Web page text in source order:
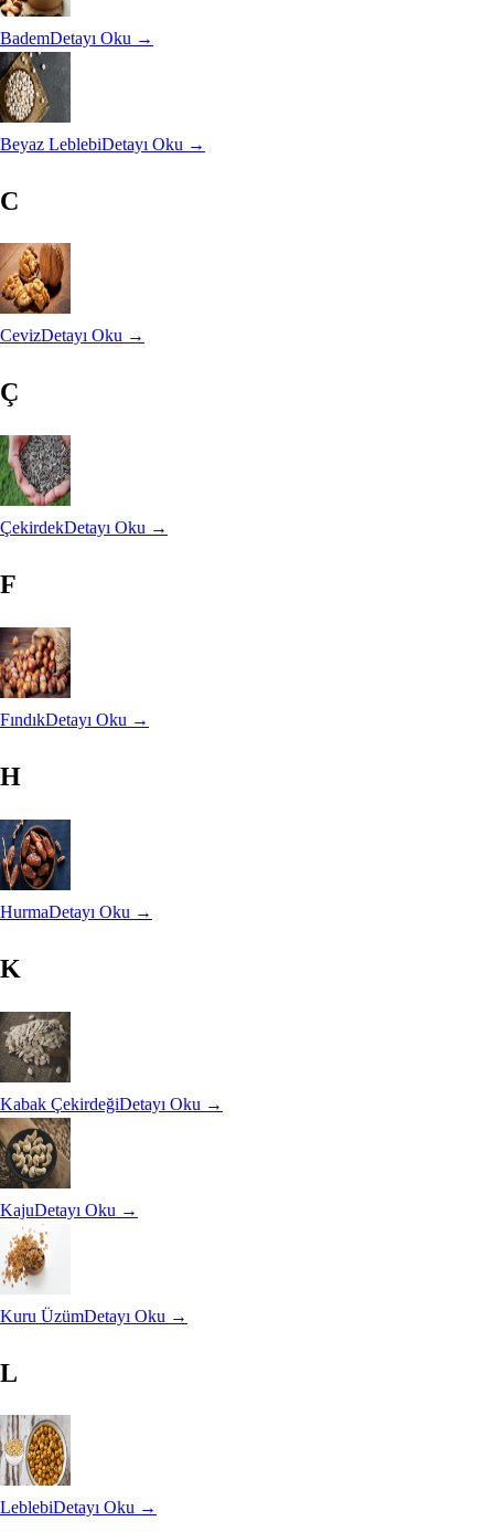
BademDetayı Oku →
Beyaz LeblebiDetayı Oku →
C
CevizDetayı Oku →
Ç
ÇekirdekDetayı Oku →
F
FındıkDetayı Oku →
H
HurmaDetayı Oku →
K
Kabak ÇekirdeğiDetayı Oku →
KajuDetayı Oku →
Kuru ÜzümDetayı Oku →
L
LeblebiDetayı Oku →